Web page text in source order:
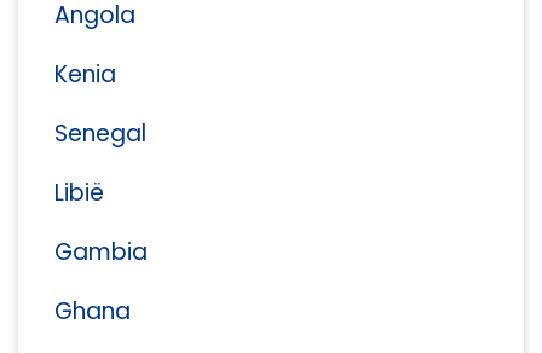
Angola
Kenia
Senegal
Libië
Gambia
Ghana